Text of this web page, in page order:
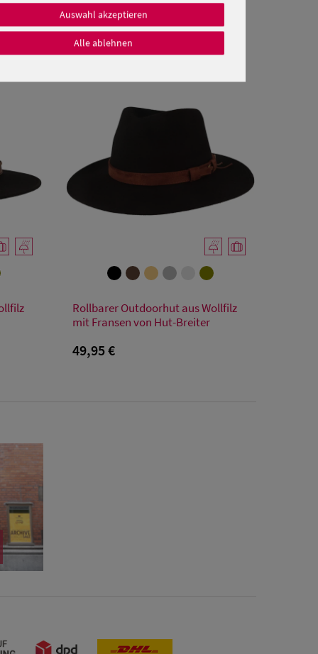
54 55 56 57 58 59 60
Rollbarer Outdoorhut aus Wollfilz
mit Fransen von Hut-Breiter
49,95 €
Auswahl akzeptieren
Alle ablehnen